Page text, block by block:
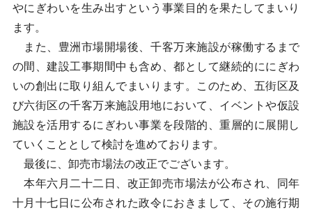
やにぎわいを生み出すという事業目的を果たしてまいり
ます。
また、豊洲市場開場後、千客万来施設が稼働するまで
の間、建設工事期間中も含め、都として継続的ににぎわ
いの創出に取り組んでまいります。このため、五街区及
び六街区の千客万来施設用地において、イベントや仮設
施設を活用するにぎわい事業を段階的、重層的に展開し
ていくこととして検討を進めております。
最後に、卸売市場法の改正でございます。
本年六月二十二日、改正卸売市場法が公布され、同年
十月十七日に公布された政令におきまして、その施行期